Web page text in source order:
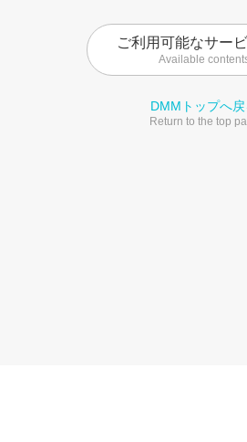
ご利用可能なサー
Available
DMMトップへ戻
Return to the top